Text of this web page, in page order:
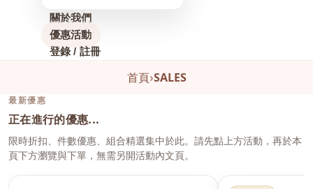
關於我們
優惠活動
登錄 / 註冊
首頁›SALES
最新優惠
正在進行的優惠...
限時折扣、件數優惠、組合精選集中於此。請先點上方活動，再於本
頁下方瀏覽與下單，無需另開活動內文頁。